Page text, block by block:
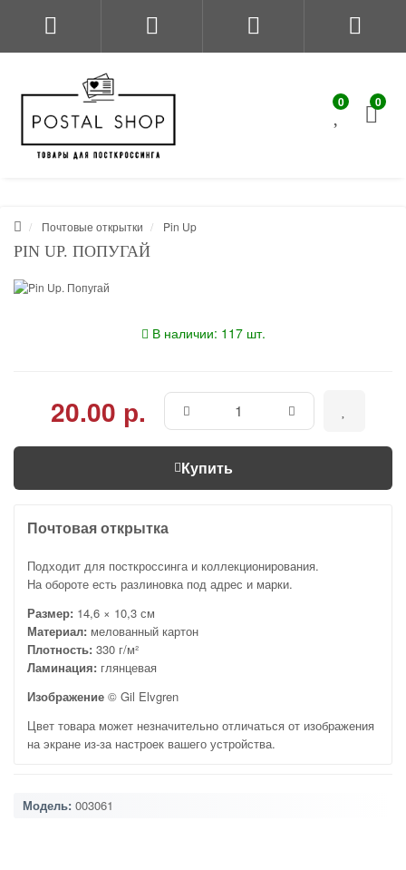
0 0
Почтовые открытки Pin Up
PIN UP. ПОПУГАЙ
В наличии: 117 шт.
20.00 р.
Купить
Почтовая открытка
Подходит для посткроссинга и коллекционирования.
На обороте есть разлиновка под адрес и марки.
Размер: 14,6 × 10,3 см
Материал: мелованный картон
Плотность: 330 г/м²
Ламинация: глянцевая
Изображение © Gil Elvgren
Цвет товара может незначительно отличаться от изображения
на экране из-за настроек вашего устройства.
Модель: 003061